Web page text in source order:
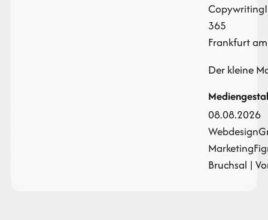
Copywriting
365
Frankfurt
Der kleine
08.08.2026
Webdesign
Marketing
Bruchsal |